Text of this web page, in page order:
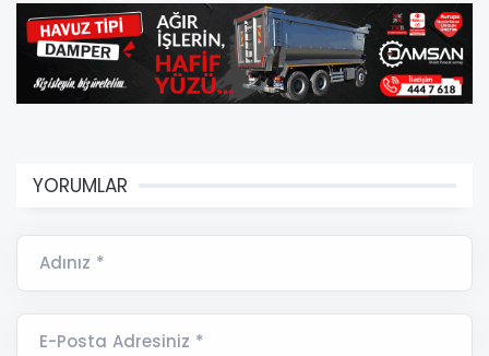
YORUMLAR
Adınız *
E-Posta Adresiniz *